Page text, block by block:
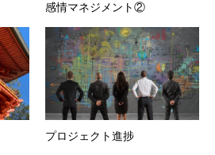
感情マネジメント②
プロジェクト進捗